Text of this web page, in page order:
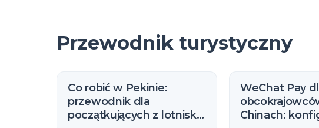
Przewodnik turystyczny
Co robić w Pekinie:
przewodnik dla
początkujących z lotniska
WeChat Pay
Chinach: